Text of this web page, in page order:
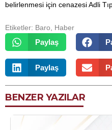
belirlenmesi için cenazesi Adli
Etiketler: Baro, Haber
Paylaş
Paylaş
BENZER YAZILAR